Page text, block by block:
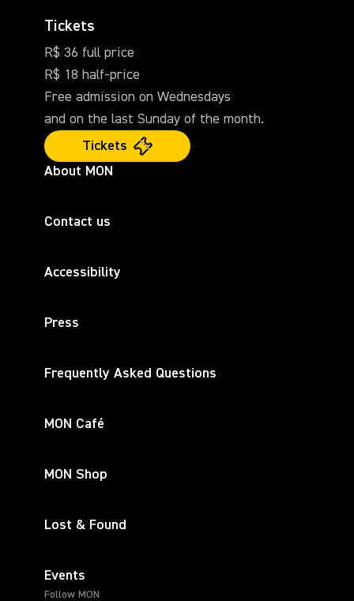
Tickets
R$ 36 full price
R$ 18 half-price
Free admission on Wednesdays
and on the last Sunday of the month.
Tickets
About MON
Contact us
Accessibility
Press
Frequently Asked Questions
MON Café
MON Shop
Lost & Found
Events
Follow MON